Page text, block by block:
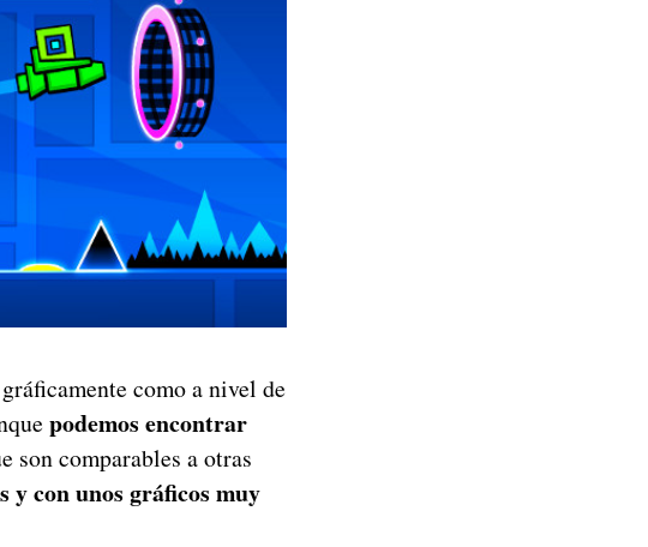
como a nivel de
podemos encontrar
son comparables a otras
y con unos gráficos muy